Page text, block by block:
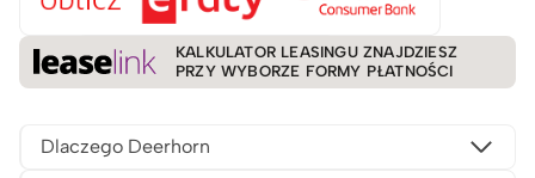
KALKULATOR LEASINGU ZNAJDZIESZ
PRZY WYBORZE FORMY PŁATNOŚCI
Dlaczego Deerhorn